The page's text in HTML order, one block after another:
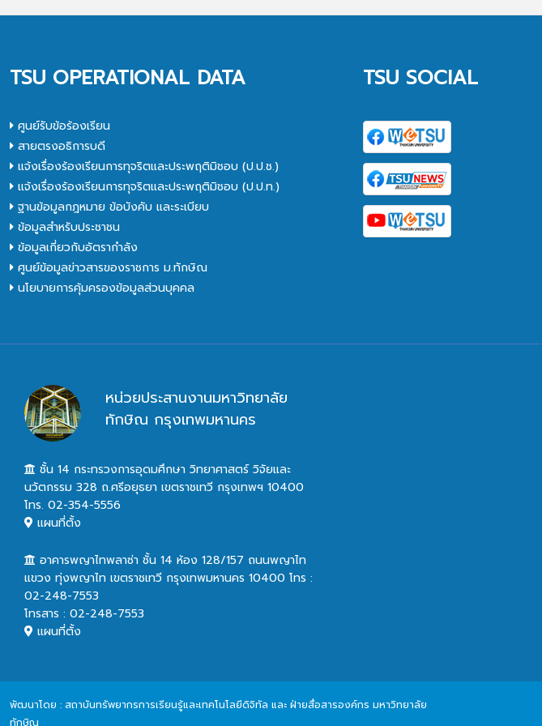
TSU OPERATIONAL DATA
ศูนย์รับข้อร้องเรียน
สายตรงอธิการบดี
แจ้งเรื่องร้องเรียนการทุจริตและประพฤติมิชอบ (ป.ป.ช.)
แจ้งเรื่องร้องเรียนการทุจริตและประพฤติมิชอบ (ป.ป.ท.)
ฐานข้อมูลกฎหมาย ข้อบังคับ และระเบียบ
ข้อมูลสำหรับประชาชน
ข้อมูลเกี่ยวกับอัตรากำลัง
ศูนย์ข้อมูลข่าวสารของราชการ ม.ทักษิณ
นโยบายการคุ้มครองข้อมูลส่วนบุคคล
TSU SOCIAL
หน่วยประสานงานมหาวิทยาลัย
ทักษิณ กรุงเทพมหานคร
ชั้น 14 กระทรวงการอุดมศึกษา วิทยาศาสตร์ วิจัยและ
นวัตกรรม 328 ถ.ศรีอยุธยา เขตราชเทวี กรุงเทพฯ 10400
โทร. 02-354-5556
แผนที่ตั้ง
อาคารพญาไทพลาซ่า ชั้น 14 ห้อง 128/157 ถนนพญาไท
แขวง ทุ่งพญาไท เขตราชเทวี กรุงเทพมหานคร 10400 โทร :
02-248-7553
โทรสาร : 02-248-7553
แผนที่ตั้ง
พัฒนาโดย : สถาบันทรัพยากรการเรียนรู้และเทคโนโลยีดิจิทัล และ ฝ่ายสื่อสารองค์กร มหาวิทยาลัย
ทักษิณ